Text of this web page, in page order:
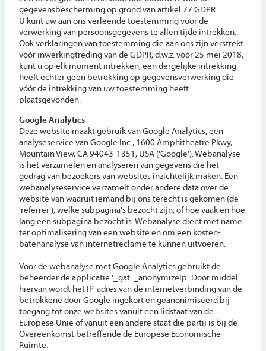
gegevensbescherming op grond van artikel 77 GDPR.
U kunt uw aan ons verleende toestemming voor de
verwerking van persoonsgegevens te allen tijde intrekken.
Ook verklaringen van toestemming die aan ons zijn verstrekt
vóór inwerkingtreding van de GDPR, d.w.z. vóór 25 mei 2018,
kunt u op elk moment intrekken; een dergelijke intrekking
heeft echter geen betrekking op gegevensverwerking die
vóór de intrekking van uw toestemming heeft
plaatsgevonden.
Google Analytics
Deze website maakt gebruik van Google Analytics, een
analyseservice van Google Inc., 1600 Amphitheatre Pkwy,
Mountain View, CA 94043-1351, USA ('Google'). Webanalyse
is het verzamelen en analyseren van gegevens die het
gedrag van bezoekers van websites inzichtelijk maken. Een
webanalyseservice verzamelt onder andere data over de
website van waaruit iemand bij ons terecht is gekomen (de
'referrer'), welke subpagina's bezocht zijn, of hoe vaak en hoe
lang een subpagina bezocht is. Webanalyse dient met name
ter optimalisering van een website en om een kosten-
batenanalyse van internetreclame te kunnen uitvoeren.
Voor de webanalyse met Google Analytics gebruikt de
beheerder de applicatie '_gat. _anonymizeIp'. Door middel
hiervan wordt het IP-adres van de internetverbinding van de
betrokkene door Google ingekort en geanonimiseerd bij
toegang tot onze websites vanuit een lidstaat van de
Europese Unie of vanuit een andere staat die partij is bij de
Overeenkomst betreffende de Europese Economische
Ruimte.